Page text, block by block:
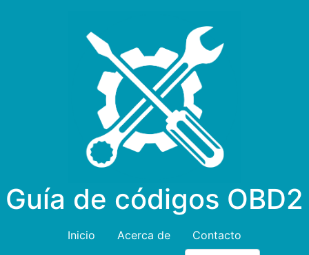
Guía de códigos OBD2
Inicio Acerca de
Contacto